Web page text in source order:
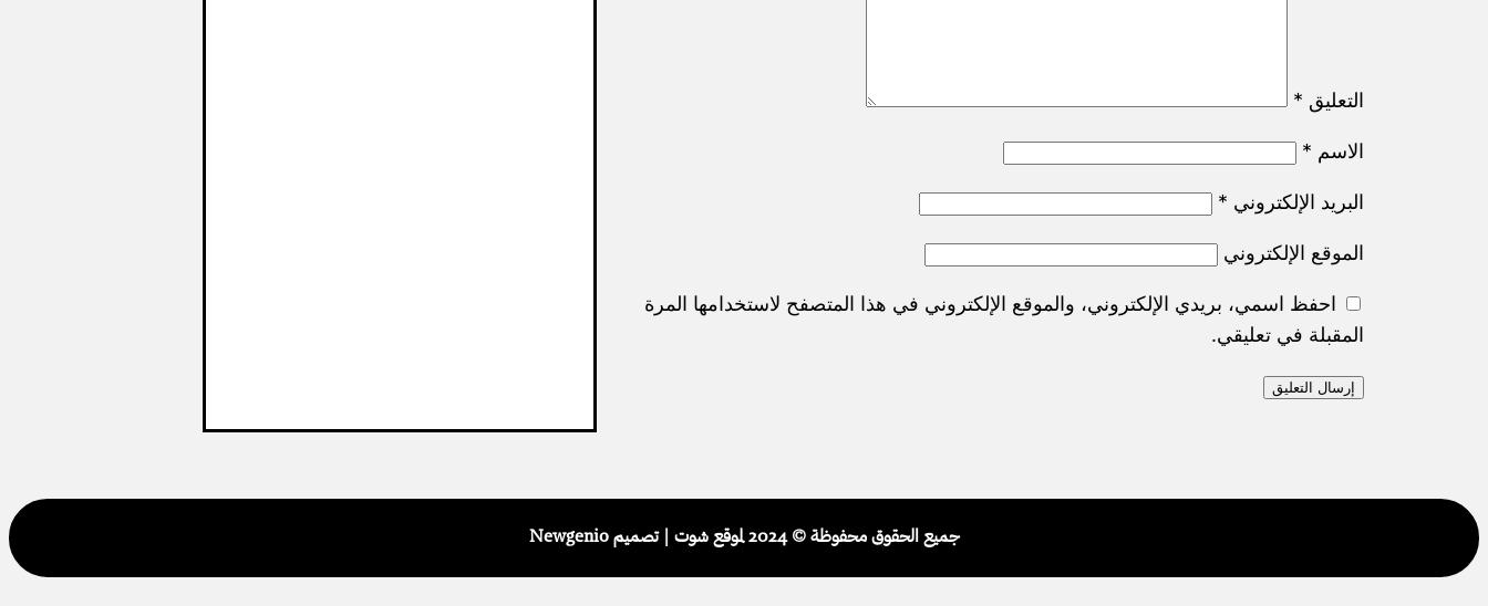
التعليق *
الاسم *
البريد الإلكتروني *
الموقع الإلكتروني
احفظ اسمي، بريدي الإلكتروني، والموقع الإلكتروني في هذا المتصفح لاستخدامها المرة
المقبلة في تعليقي.
جميع الحقوق محفوظة © 2024 لموقع شوت | تصميم Newgenio